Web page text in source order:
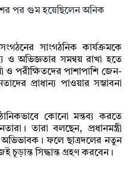
পর গুম হয়েছিলেন অনিক
সাংগঠনিক কার্যক্রমকে
অভিজ্ঞতার সমন্বয় রাখা হতে
ও পরীক্ষিতদের পাশাপাশি জেন-
প্রাধান্য পাওয়ার সম্ভাবনা
কোনো মন্তব্য করতে
তারা বলছেন, প্রধানমন্ত্রী
অভিভাবক। ফলে ছাত্রদলের নতুন
চূড়ান্ত সিদ্ধান্ত গ্রহণ করবেন।